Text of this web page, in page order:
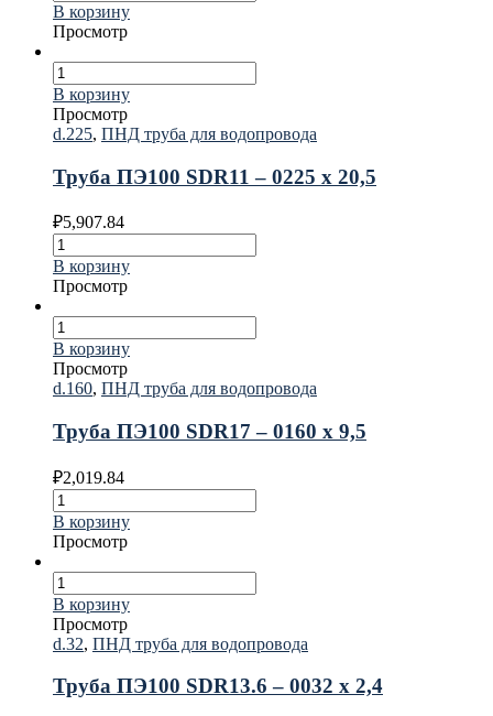
В корзину
Просмотр
В корзину
Просмотр
d.225, ПНД труба для водопровода
Труба ПЭ100 SDR11 – 0225 х 20,5
₽5,907.84
В корзину
Просмотр
В корзину
Просмотр
d.160, ПНД труба для водопровода
Труба ПЭ100 SDR17 – 0160 х 9,5
₽2,019.84
В корзину
Просмотр
В корзину
Просмотр
d.32, ПНД труба для водопровода
Труба ПЭ100 SDR13.6 – 0032 х 2,4